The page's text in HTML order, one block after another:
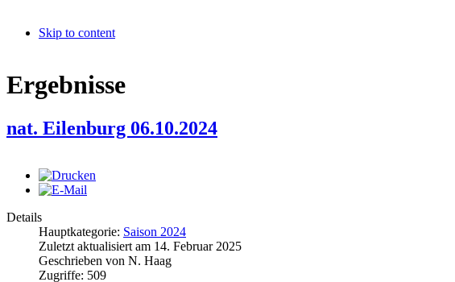
Skip to content
Ergebnisse
nat. Eilenburg 06.10.2024
Details
Hauptkategorie: Saison 2024
Zuletzt aktualisiert am 14. Februar 2025
Geschrieben von N. Haag
Zugriffe: 509